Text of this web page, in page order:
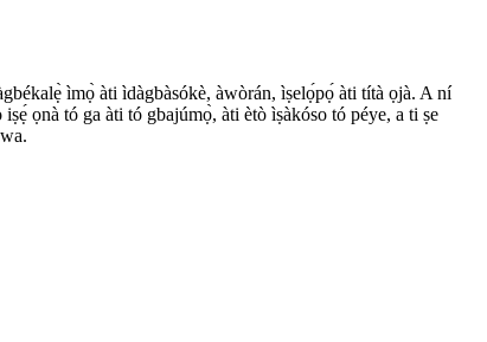
ìmọ̀ àti ìdàgbàsókè, àwòrán, ìṣelọ́pọ́ àti títà ọjà. A ní
ọnà tó ga àti tó gbajúmọ̀, àti ètò ìṣàkóso tó péye, a ti ṣe